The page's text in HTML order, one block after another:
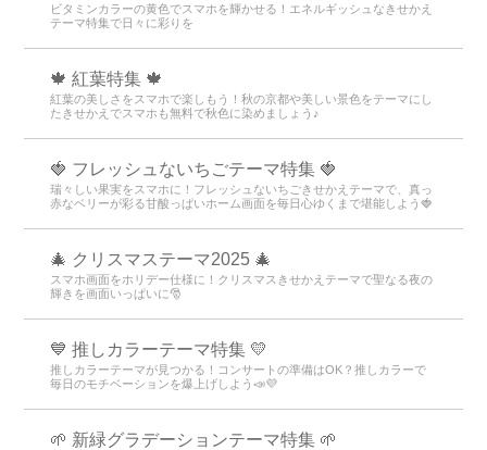
ビタミンカラーの黄色でスマホを輝かせる！エネルギッシュなきせかえ
テーマ特集で日々に彩りを
🍁 紅葉特集 🍁
紅葉の美しさをスマホで楽しもう！秋の京都や美しい景色をテーマにし
たきせかえでスマホも無料で秋色に染めましょう♪
🍓 フレッシュないちごテーマ特集 🍓
瑞々しい果実をスマホに！フレッシュないちごきせかえテーマで、真っ
赤なベリーが彩る甘酸っぱいホーム画面を毎日心ゆくまで堪能しよう🍓
🎄 クリスマステーマ2025 🎄
スマホ画面をホリデー仕様に！クリスマスきせかえテーマで聖なる夜の
輝きを画面いっぱいに🎅
💙 推しカラーテーマ特集 💛
推しカラーテーマが見つかる！コンサートの準備はOK？推しカラーで
毎日のモチベーションを爆上げしよう📣💜
🌱 新緑グラデーションテーマ特集 🌱